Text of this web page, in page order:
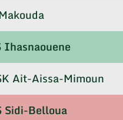
Ihasnaouene
Ait-Aissa-Mimoun
Sidi-Belloua